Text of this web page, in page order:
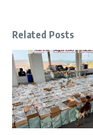
Related Posts